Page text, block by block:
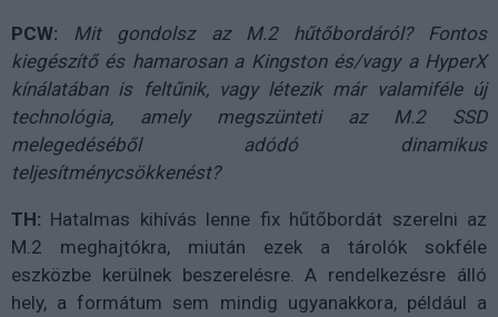
PCW:
Mit gondolsz az M.2 hűtőbordáról? Fontos
kiegészítő és hamarosan a Kingston és/vagy a HyperX
kínálatában is feltűnik, vagy létezik már valamiféle új
technológia, amely megszünteti az M.2 SSD
melegedéséből adódó dinamikus
teljesítménycsökkenést?
TH: Hatalmas kihívás lenne fix hűtőbordát szerelni az
M.2 meghajtókra, miután ezek a tárolók sokféle
eszközbe kerülnek beszerelésre. A rendelkezésre álló
hely, a formátum sem mindig ugyanakkora, például a